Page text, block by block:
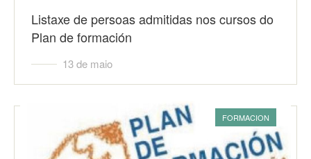
Listaxe de persoas admitidas nos cursos do
Plan de formación
13 de maio
FORMACION